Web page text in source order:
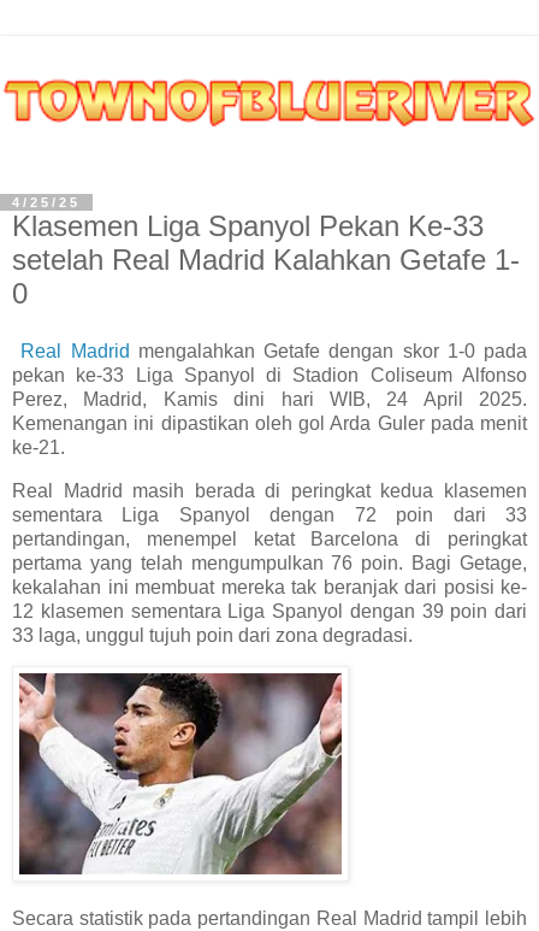
4/25/25
Klasemen Liga Spanyol Pekan Ke-33
setelah Real Madrid Kalahkan Getafe 1-
0
Real Madrid mengalahkan Getafe dengan skor 1-0 pada
pekan ke-33 Liga Spanyol di Stadion Coliseum Alfonso
Perez, Madrid, Kamis dini hari WIB, 24 April 2025.
Kemenangan ini dipastikan oleh gol Arda Guler pada menit
ke-21.
Real Madrid masih berada di peringkat kedua klasemen
sementara Liga Spanyol dengan 72 poin dari 33
pertandingan, menempel ketat Barcelona di peringkat
pertama yang telah mengumpulkan 76 poin. Bagi Getage,
kekalahan ini membuat mereka tak beranjak dari posisi ke-
12 klasemen sementara Liga Spanyol dengan 39 poin dari
33 laga, unggul tujuh poin dari zona degradasi.
Secara statistik pada pertandingan Real Madrid tampil lebih